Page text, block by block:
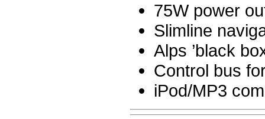
75W power
Slimline
Alps ’black
Control bus
iPod/MP3